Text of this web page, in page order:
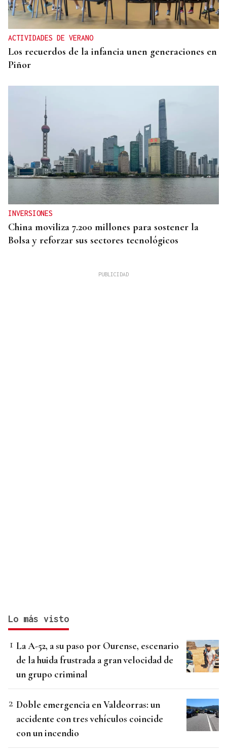
ACTIVIDADES DE VERANO
Los recuerdos de la infancia unen generaciones en
Piñor
INVERSIONES
China moviliza 7.200 millones para sostener la
Bolsa y reforzar sus sectores tecnológicos
Lo más visto
La A-52, a su paso por Ourense, escenario
de la huida frustrada a gran velocidad de
un grupo criminal
Doble emergencia en Valdeorras: un
accidente con tres vehículos coincide
con un incendio